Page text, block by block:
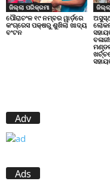
ଜିଲ୍ଲା ପରିକ୍ରମା
ପୌରାଚଂଳ ୧୯ ନମ୍ବର ୱାର୍ଡ଼ରେ
କଂଗ୍ରେସ ପକ୍ଷରୁ ଶୁଖିଲା ଖାଦ୍ୟ
ବଂଟନ
ଅସୁସ୍ଥ
Adv
Ads